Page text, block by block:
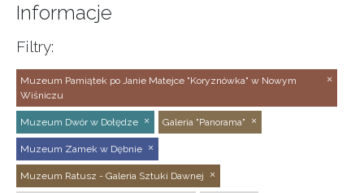
Informacje
Filtry:
Muzeum Pamiątek po Janie Matejce "Koryznówka" w Nowym
Wiśniczu
Muzeum Dwór w Dołędze Galeria "Panorama"
Muzeum Zamek w Dębnie
Muzeum Ratusz - Galeria Sztuki Dawnej